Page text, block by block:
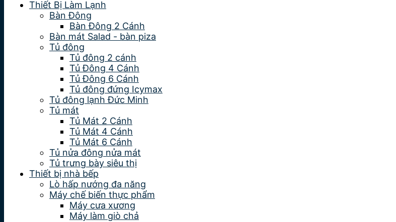
Thiết Bị Làm Lạnh
Bàn Đông
Bàn Đông 2 Cánh
Bàn mát Salad - bàn piza
Tủ đông
Tủ đông 2 cánh
Tủ Đông 4 Cánh
Tủ Đông 6 Cánh
Tủ đông đứng Icymax
Tủ đông lạnh Đức Minh
Tủ mát
Tủ Mát 2 Cánh
Tủ Mát 4 Cánh
Tủ Mát 6 Cánh
Tủ nửa đông nửa mát
Tủ trưng bày siêu thị
Thiết bị nhà bếp
Lò hấp nướng đa năng
Máy chế biến thực phẩm
Máy cưa xương
Máy làm giò chả